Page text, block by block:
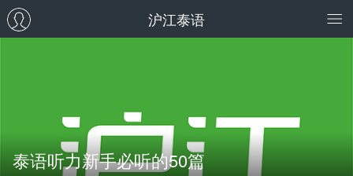
沪江泰语
泰语听力新手必听的50篇